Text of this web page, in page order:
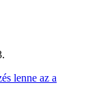
lenne az a